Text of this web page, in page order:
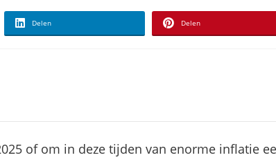
Delen Delen
of om in deze tijden van enorme inflatie